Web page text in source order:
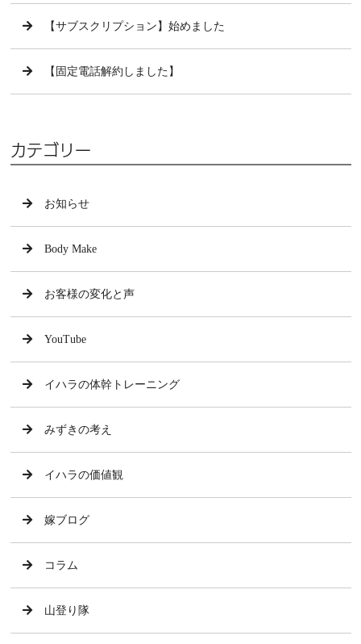
【サブスクリプション】始めました
【固定電話解約しました】
カテゴリー
お知らせ
Body Make
お客様の変化と声
YouTube
イハラの体幹トレーニング
みずきの考え
イハラの価値観
嫁ブログ
コラム
山登り隊